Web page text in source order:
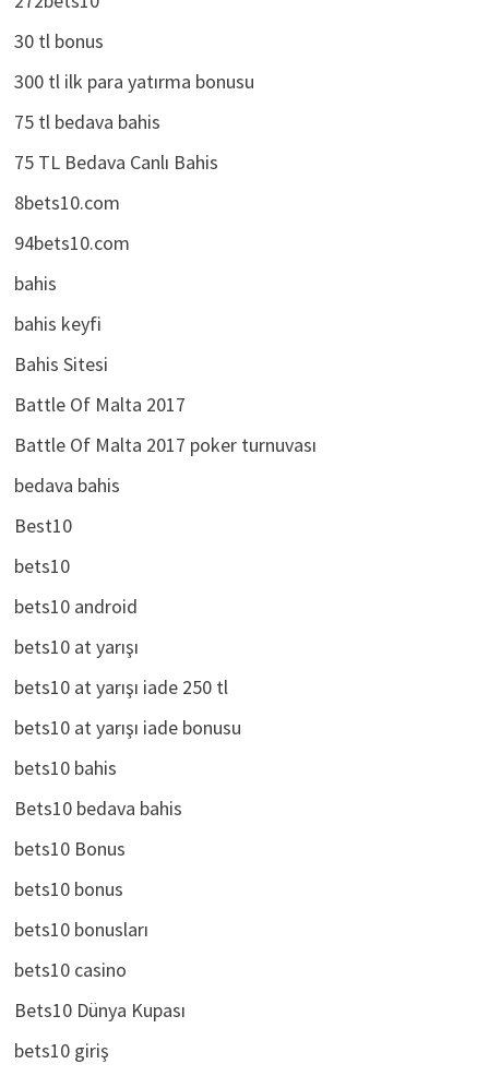
272bets10
30 tl bonus
300 tl ilk para yatırma bonusu
75 tl bedava bahis
75 TL Bedava Canlı Bahis
8bets10.com
94bets10.com
bahis
bahis keyfi
Bahis Sitesi
Battle Of Malta 2017
Battle Of Malta 2017 poker turnuvası
bedava bahis
Best10
bets10
bets10 android
bets10 at yarışı
bets10 at yarışı iade 250 tl
bets10 at yarışı iade bonusu
bets10 bahis
Bets10 bedava bahis
bets10 Bonus
bets10 bonus
bets10 bonusları
bets10 casino
Bets10 Dünya Kupası
bets10 giriş